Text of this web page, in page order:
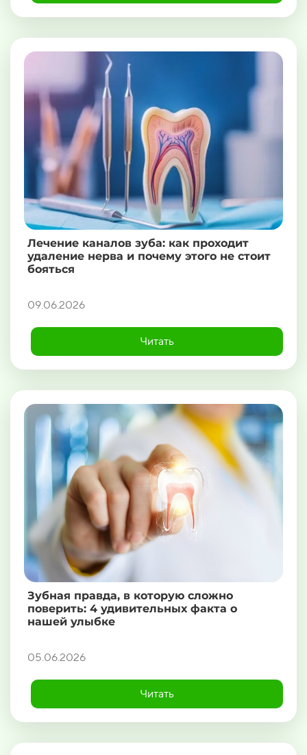
Лечение каналов зуба: как проходит
удаление нерва и почему этого не стоит
бояться
09.06.2026
Читать
Зубная правда, в которую сложно
поверить: 4 удивительных факта о
нашей улыбке
05.06.2026
Читать